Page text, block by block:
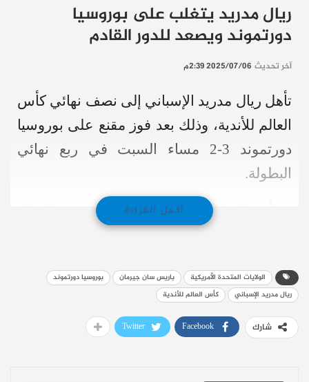
ريال مدريد يتغلب على بوروسيا
دورتموند ويصعد للدور القادم
آخر تحديث 2025/07/06 2:39م
تأهل ريال مدريد الإسباني إلى نصف نهائي كأس
العالم للأندية، وذلك بعد فوز مقنع على بوروسيا
دورتموند 3-2 مساء السبت في ربع نهائي
البطولة.
وبدأت المباراة بضغط كبير من فريق الريال
حيث سجل لاعبه غونزالو غارسيا التقدم لريال
غولر.
وعزز فران غارسيا تقدم النادي الملكي بهدف
ثان في الدقيقة العشرين بعد صناعة من ترينت
أكمل القراءة
الولايات المتحدة الأمريكية باريس سان جيرمان
بوروسيا دورتموند
ريال مدريد الإسباني
كأس العالم للأندية
شارك Facebook
Twitter